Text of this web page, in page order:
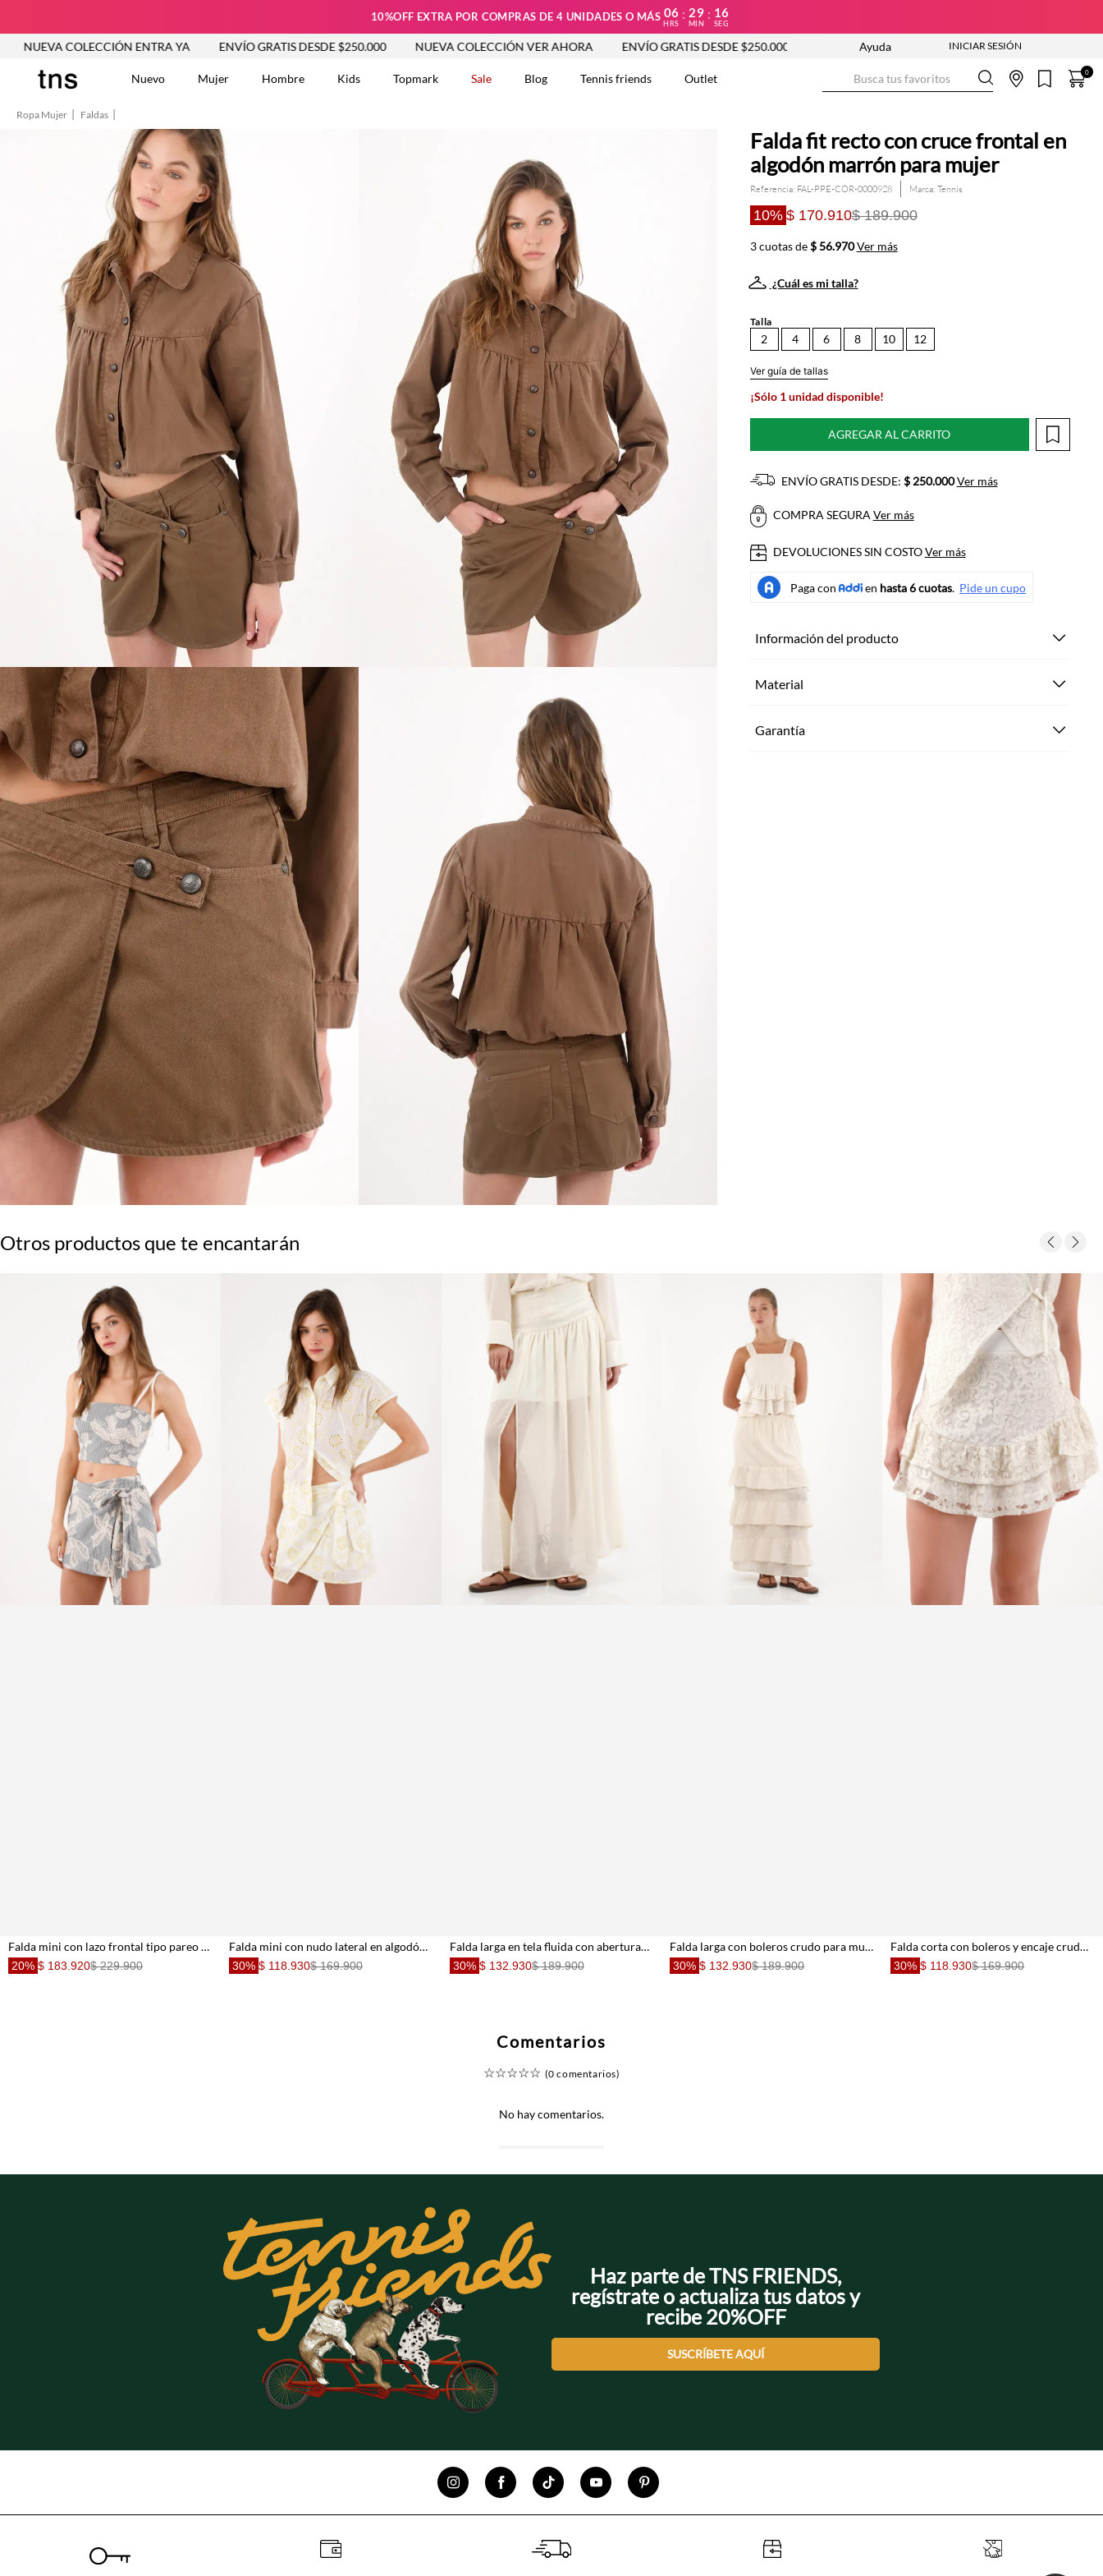
10%OFF EXTRA POR COMPRAS DE 4 UNIDADES O MÁS 06
HRS
: 29
MIN
: 15
SEG
COLECCIÓN ENTRA YA ENVÍO GRATIS DESDE $250.000 NUEVA COLECCIÓN VER AHORA ENVÍO GRATIS DESDE $250.000 NUEVA COLECCIÓN ENTRA YA ENVÍO GRATIS DESDE
Ayuda
Nuevo Mujer Hombre Kids Topmark Sale Blog Tennis friends Outlet 0
Ropa Mujer Faldas
Falda fit recto con cruce frontal en
algodón marrón para mujer
Referencia: FAL-PPE-COR-0000928 Tennis
10% $ 170.910$ 189.900
3 cuotas de$ 56.970 Ver más
¿Cuál es mi talla?
Talla
2 4 6 8 10 12
Ver guía de tallas
¡Sólo 1 unidad disponible!
AGREGAR AL CARRITO
ENVÍO GRATIS DESDE: $ 250.000 Ver más
COMPRA SEGURA Ver más
DEVOLUCIONES SIN COSTOVer más
Información del producto
Material
Garantía
Otros productos que te encantarán
Falda mini con lazo frontal tipo pareo en algodón gris para mujer
20% $ 183.920$ 229.900
Falda mini con nudo lateral en algodón blanco y amarillo para mujer
30% $ 118.930$ 169.900
Falda larga en tela fluida con aberturas crudo para mujer
30% $ 132.930$ 189.900
Falda larga con boleros crudo para mujer
30% $ 132.930$ 189.900
Falda corta con boleros y encaje crudo para mujer
30% $ 118.930$ 169.900
Comentarios
☆☆☆☆☆ (0 comentarios)
No hay comentarios.
Haz parte de TNS FRIENDS,
regístrate o actualiza tus datos y
recibe 20%OFF
SUSCRÍBETE AQUÍ
5
6.
8 Vestido
Short
Camisetas Mujer